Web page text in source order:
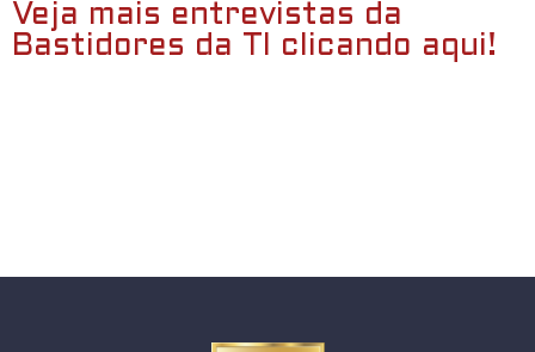
Veja mais entrevistas da
Bastidores da TI clicando aqui!